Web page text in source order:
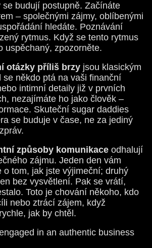
se budují postupně. Začínáte
– společnými zájmy, oblíbenými
hledáte. Poznávání
rytmus. Když se tento rytmus
uspěchaný, zpozorněte.
otázky příliš brzy jsou klasickým
se někdo ptá na vaši finanční
intimní detaily již v prvních
nezajímáte ho jako člověk –
Skuteční sugar daddies
se buduje v čase, ne za jediný
způsoby komunikace odhalují
zájmu. Jeden den vám
o tom, jak jste výjimeční; druhý
bez vysvětlení. Pak se vrátí,
Toto je chování někoho, kdo
nebo ztrácí zájem, když
jak by chtěl.